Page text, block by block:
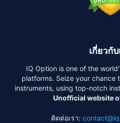
เกี่ยวกับ
IQ Option is one of the
platforms. Seize your chance
instruments, using top-notch
Unofficial website
ติดต่อเรา: